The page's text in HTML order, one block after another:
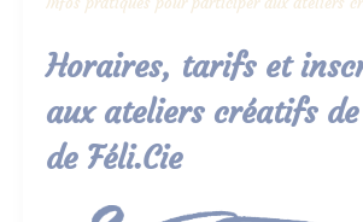
Horaires, tarifs et
aux ateliers créatifs
de Féli.Cie